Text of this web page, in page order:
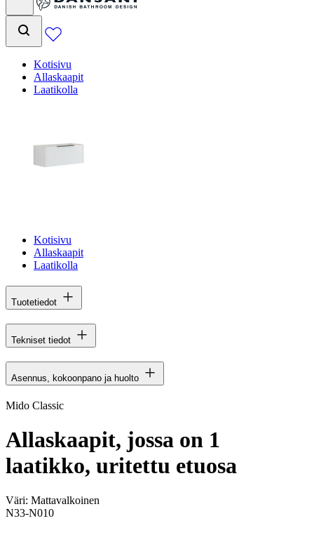
Kotisivu
Allaskaapit
Laatikolla
Kotisivu
Allaskaapit
Laatikolla
Tuotetiedot
Tekniset tiedot
Asennus, kokoonpano ja huolto
Mido Classic
Allaskaapit, jossa on 1
laatikko, uritettu etuosa
Väri: Mattavalkoinen
N33-N010